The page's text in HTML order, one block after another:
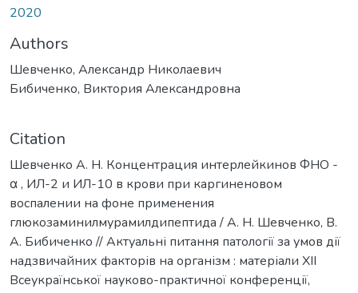
2020
Authors
Шевченко, Александр Николаевич
Бибиченко, Виктория Александровна
Citation
Шевченко А. Н. Концентрация интерлейкинов ФНО -
α , ИЛ-2 и ИЛ-10 в крови при каргиненовом
воспалении на фоне применения
глюкозаминилмурамилдипептида / А. Н. Шевченко, В.
А. Бибиченко // Актуальні питання патології за умов дії
надзвичайних факторів на організм : матеріали XІІ
Всеукраїнської науково-практичної конференції,